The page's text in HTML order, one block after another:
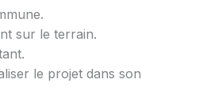
sur le terrain.
le projet dans son